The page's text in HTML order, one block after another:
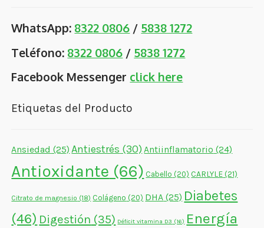
WhatsApp: 8322 0806 / 5838 1272
Teléfono: 8322 0806 / 5838 1272
Facebook Messenger click here
Etiquetas del Producto
Ansiedad (25) Antiestrés (30)Antiinflamatorio (24)
Antioxidante (66) Cabello (20) CARLYLE(21)
Citrato de magnesio (18) Colágeno (20) DHA (25) Diabetes
(46) Digestión (35) Déficit vitamina D3 (16) Energía